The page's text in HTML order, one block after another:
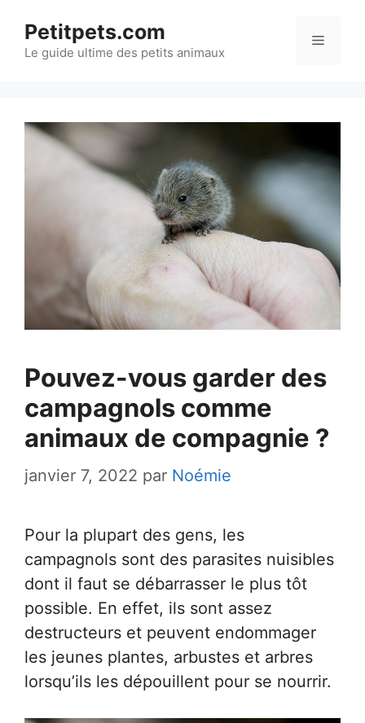
contenu
Petitpets.com
Le guide ultime des petits animaux
Menu
Pouvez-vous garder des
campagnols comme
animaux de compagnie ?
janvier 7, 2022 par Noémie
Pour la plupart des gens, les
campagnols sont des parasites nuisibles
dont il faut se débarrasser le plus tôt
possible. En effet, ils sont assez
destructeurs et peuvent endommager
les jeunes plantes, arbustes et arbres
lorsqu’ils les dépouillent pour se nourrir.